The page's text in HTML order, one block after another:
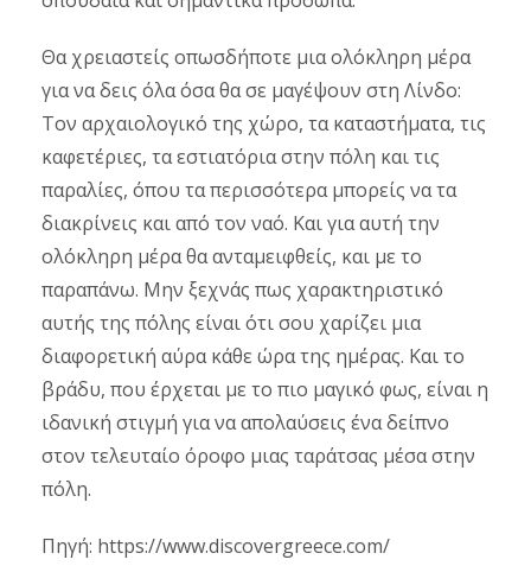
Θα χρειαστείς οπωσδήποτε μια ολόκληρη μέρα
για να δεις όλα όσα θα σε μαγέψουν στη Λίνδο:
Τον αρχαιολογικό της χώρο, τα καταστήματα, τις
καφετέριες, τα εστιατόρια στην πόλη και τις
παραλίες, όπου τα περισσότερα μπορείς να τα
διακρίνεις και από τον ναό. Και για αυτή την
ολόκληρη μέρα θα ανταμειφθείς, και με το
παραπάνω. Μην ξεχνάς πως χαρακτηριστικό
αυτής της πόλης είναι ότι σου χαρίζει μια
διαφορετική αύρα κάθε ώρα της ημέρας. Και το
βράδυ, που έρχεται με το πιο μαγικό φως, είναι η
ιδανική στιγμή για να απολαύσεις ένα δείπνο
στον τελευταίο όροφο μιας ταράτσας μέσα στην
πόλη.
Πηγή: https://www.discovergreece.com/